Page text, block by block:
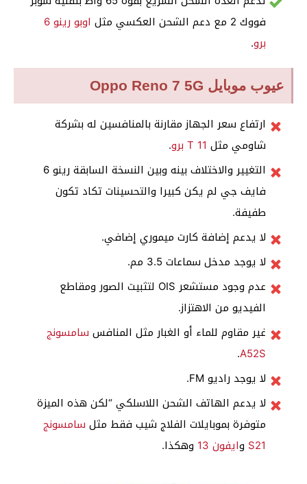
فووك 2 مع دعم الشحن العكسي مثل
اوبو رينو 6
برو.
عيوب موبايل Oppo Reno 7 5G
ارتفاع سعر الجهاز مقارنة بالمنافسين له بشركة
شاومي مثل 11 T برو
.
التغيير والاختلاف بينه وبين النسخة السابقة رينو 6
فايف جي لم يكن كبيرا والتحسينات تكاد تكون
طفيفة.
لا يدعم إضافة كارت ميموري إضافي.
لا يوجد مدخل سماعات 3.5 مم.
عدم وجود مستشعر OIS لتثبيت الصور ومقاطع
الفيديو من الاهتزاز.
غير مقاوم للماء أو الغبار مثل المنافس سامسونج
A52S
.
لا يوجد راديو FM.
لا يدعم الهاتف الشحن اللاسلكي “لكن هذه الميزة
متوفرة بموبايلات الفلاج شيب فقط مثل سامسونج
S21 وايفون 13 وهكذا.